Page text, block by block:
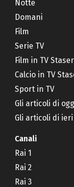
Notte
Domani
Film
Serie TV
Film in TV
Calcio in TV
Sport in TV
Gli articoli di
Gli articoli di ieri
Canali
Rai 1
Rai 2
Rai 3